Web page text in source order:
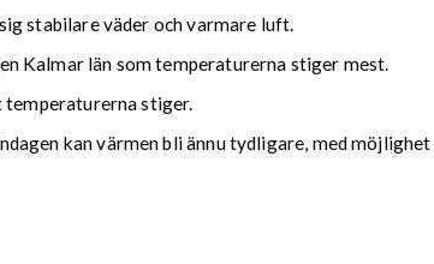
stabilare väder och varmare luft.
Kalmar län som temperaturerna stiger mest.
temperaturerna stiger.
kan värmen bli ännu tydligare, med